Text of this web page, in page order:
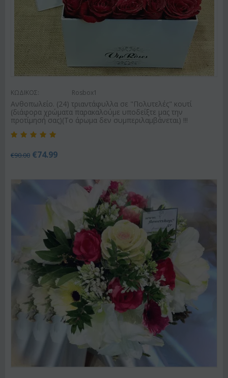
ΚΩΔΙΚΟΣ: Rosbox1
Ανθοπωλείο. (24) τριαντάφυλλα σε "Πολυτελές" κουτί
(διάφορα χρώματα παρακαλούμε υποδείξτε μας την
προτίμησή σας)(Το άρωμα δεν συμπεριλαμβάνεται) !!!
€90.00 €74.99